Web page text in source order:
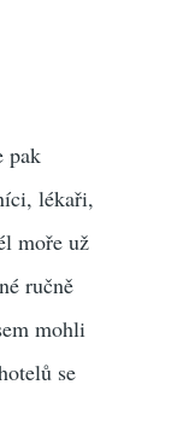
pak
lékaři,
moře už
ručně
mohli
se